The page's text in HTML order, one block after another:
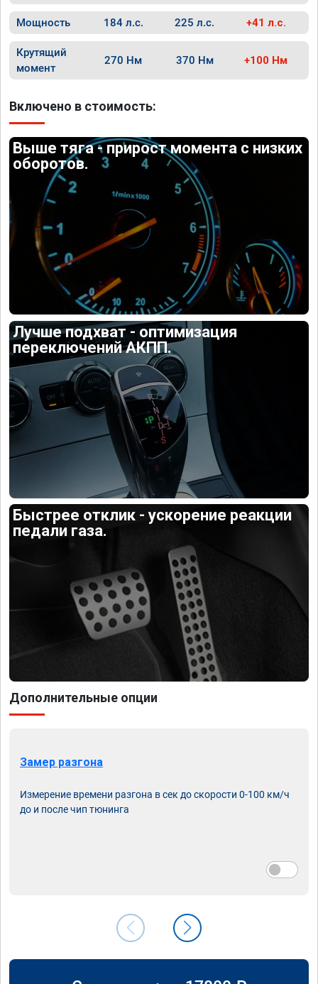
Мощность 184 л.с. 225 л.с. +41 л.с.
Крутящий
момент
270 Нм 370 Нм +100 Нм
Включено в стоимость:
Выше тяга - прирост момента с низких
оборотов.
Лучше подхват - оптимизация
переключений АКПП.
Быстрее отклик - ускорение реакции
педали газа.
Дополнительные опции
Замер разгона
Измерение времени разгона в сек до скорости 0-100 км/ч
до и после чип тюнинга